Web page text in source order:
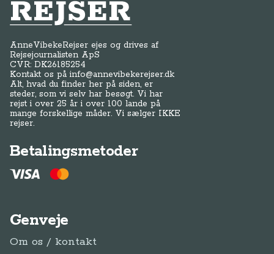
Anne-Vibeke Rejser
AnneVibekeRejser ejes og drives af
Rejsejournalisten ApS
CVR: DK26185254
Kontakt os påinfo@annevibekerejser.dk
Alt, hvad du finder her på siden, er
steder, som vi selv har besøgt. Vi har
rejst i over 25 år i over 100 lande på
mange forskellige måder. Vi sælger IKKE
rejser.
Betalingsmetoder
Genveje
Om os / kontakt